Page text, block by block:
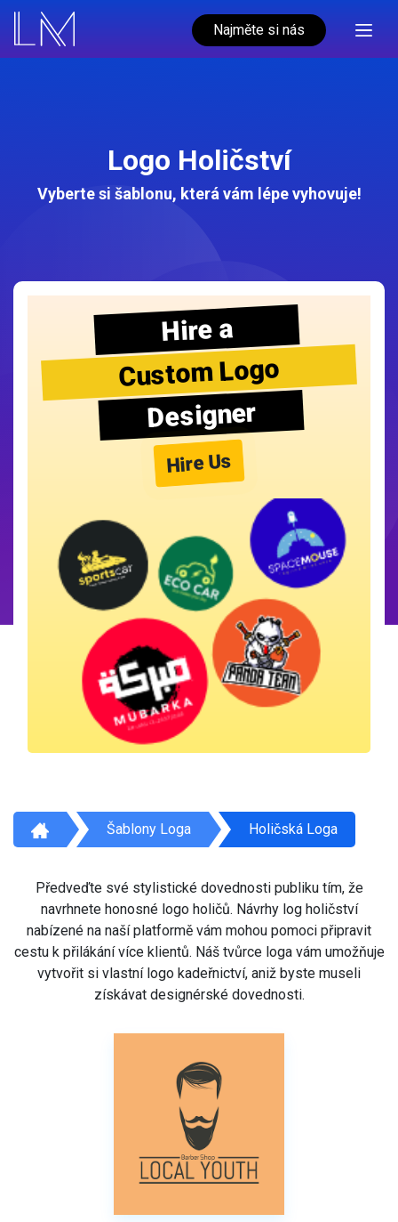
Najměte si nás
Logo Holičství
Vyberte si šablonu, která vám lépe vyhovuje!
Hire a
Custom Logo
Designer
Hire Us
Šablony Loga Holičská Loga
Předveďte své stylistické dovednosti publiku tím, že
navrhnete honosné logo holičů. Návrhy log holičství
nabízené na naší platformě vám mohou pomoci připravit
cestu k přilákání více klientů. Náš tvůrce loga vám umožňuje
vytvořit si vlastní logo kadeřnictví, aniž byste museli
získávat designérské dovednosti.